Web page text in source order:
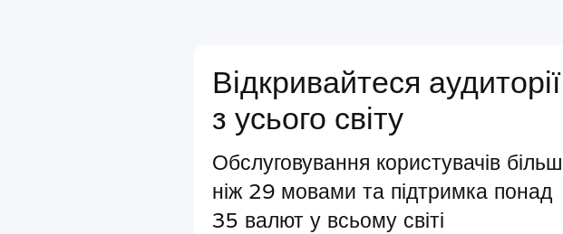
Відкривайтеся аудиторії
з усього світу
Обслуговування користувачів більш
ніж 29 мовами та підтримка понад
35 валют у всьому світі